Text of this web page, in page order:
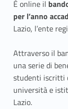
b
o
k
itt
er
È online il
per l’anno
Lazio, l’ente
Attraverso il
una serie di
studenti iscritti
università e
Lazio.